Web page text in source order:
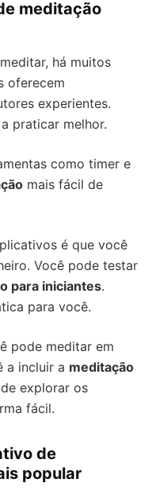
meditação
há muitos
oferecem
experientes.
praticar melhor.
como timer e
mais fácil de
é que você
Você pode testar
para iniciantes.
para você.
pode meditar em
a incluir a meditação
explorar os
fácil.
de
popular